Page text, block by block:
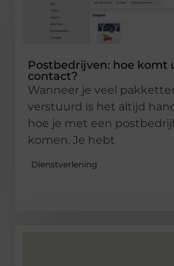
Postbedrijven: hoe komt
contact?
Wanneer je veel
verstuurd is het altijd
hoe je met een
komen. Je hebt
Dienstverlening